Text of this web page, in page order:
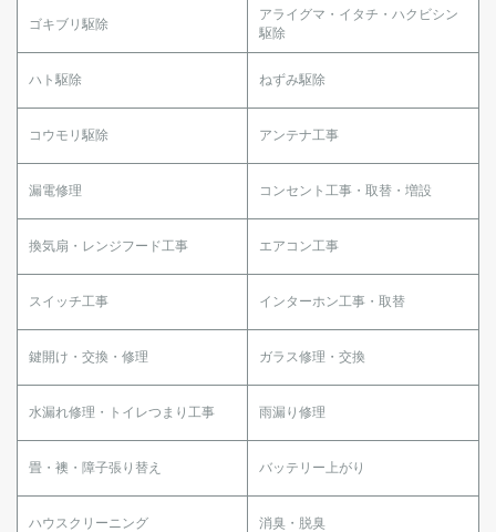
ゴキブリ駆除
アライグマ・イタチ・ハクビシン
駆除
ハト駆除 ねずみ駆除
コウモリ駆除 アンテナ工事
漏電修理 コンセント工事・取替・増設
換気扇・レンジフード工事 エアコン工事
スイッチ工事 インターホン工事・取替
鍵開け・交換・修理 ガラス修理・交換
水漏れ修理・トイレつまり工事 雨漏り修理
畳・襖・障子張り替え バッテリー上がり
ハウスクリーニング 消臭・脱臭